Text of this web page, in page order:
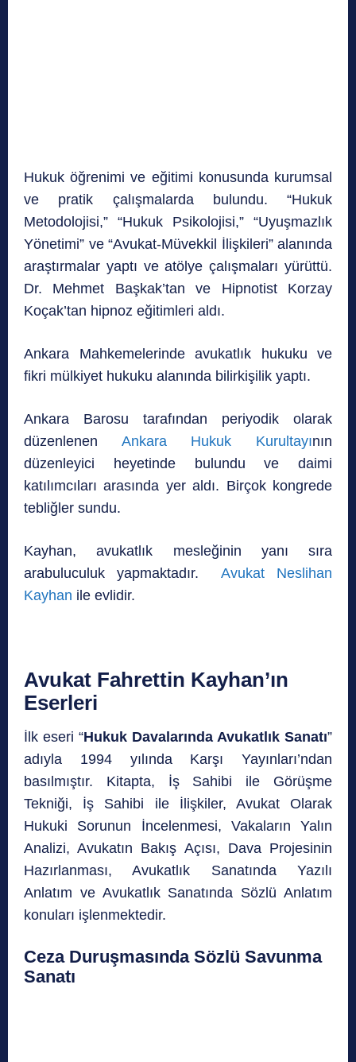
Hukuk öğrenimi ve eğitimi konusunda kurumsal
ve pratik çalışmalarda bulundu. “Hukuk
Metodolojisi,” “Hukuk Psikolojisi,” “Uyuşmazlık
Yönetimi” ve “Avukat-Müvekkil İlişkileri” alanında
araştırmalar yaptı ve atölye çalışmaları yürüttü.
Dr. Mehmet Başkak’tan ve Hipnotist Korzay
Koçak’tan hipnoz eğitimleri aldı.
Ankara Mahkemelerinde avukatlık hukuku ve
fikri mülkiyet hukuku alanında bilirkişilik yaptı.
Ankara Barosu tarafından periyodik olarak
düzenlenen Ankara Hukuk Kurultayının
düzenleyici heyetinde bulundu ve daimi
katılımcıları arasında yer aldı. Birçok kongrede
tebliğler sundu.
Kayhan, avukatlık mesleğinin yanı sıra
arabuluculuk yapmaktadır.Avukat Neslihan
Kayhan ile evlidir.
Avukat Fahrettin Kayhan’ın
Eserleri
İlk eseri “Hukuk Davalarında Avukatlık Sanatı”
adıyla 1994 yılında Karşı Yayınları’ndan
basılmıştır. Kitapta, İş Sahibi ile Görüşme
Tekniği, İş Sahibi ile İlişkiler, Avukat Olarak
Hukuki Sorunun İncelenmesi, Vakaların Yalın
Analizi, Avukatın Bakış Açısı, Dava Projesinin
Hazırlanması, Avukatlık Sanatında Yazılı
Anlatım ve Avukatlık Sanatında Sözlü Anlatım
konuları işlenmektedir.
Ceza Duruşmasında Sözlü Savunma
Sanatı